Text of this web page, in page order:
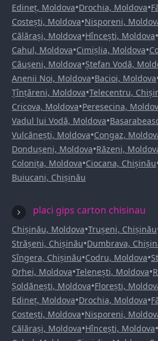
Edineț, Moldova•Drochia, Moldova•
Costești, Moldova•Nisporeni,
Călărași, Moldova•Hîncești, Moldova•
Cahul, Moldova•Cimișlia, Moldova•
Căușeni, Moldova•Ștefan Vodă,
Anenii Noi, Moldova•Bacioi, Moldova
Țînțăreni, Moldova•Telecentru,
Cricova, Moldova•Peresecina,
Vadul lui Vodă, Moldova•
Vulcănești, Moldova•Congaz,
Dondușeni, Moldova•Răzeni,
Colonița, Moldova•Ciocana, Chișinău
Buiucani, Chișinău
placi gips carton chisinau
Chișinău, Moldova•Trușeni, Chișinău
Strășeni, Chișinău•Dumbrava,
Sîngera, Chișinău•Codru, Moldova•
Orhei, Moldova•Telenești, Moldova•
Șoldănești, Moldova•Florești,
Edineț, Moldova•Drochia, Moldova•
Costești, Moldova•Nisporeni,
Călărași, Moldova•Hîncești, Moldova•